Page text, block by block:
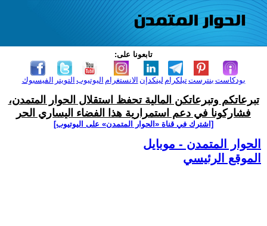
تابعونا على:
الفيسبوك التويتر اليوتيوب الانستغرام لينكدإن تيلكرامبنترست بودكاست
تبرعاتكم وتبرعاتكن المالية تحفظ استقلال الحوار المتمدن،
فشاركونا في دعم استمرارية هذا الفضاء اليساري الحر
[اشترك في قناة ‫«الحوار المتمدن» على اليوتيوب]
الحوار المتمدن - موبايل
الموقع الرئيسي